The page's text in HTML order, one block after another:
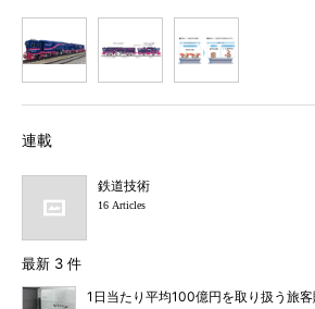
連載
鉄道技術
16 Articles
最新 3 件
1日当たり平均100億円を取り扱う旅